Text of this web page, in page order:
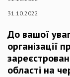
31.10.2022
До вашої
організації
області на